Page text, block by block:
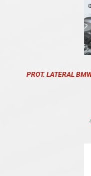
PROT. LATERAL